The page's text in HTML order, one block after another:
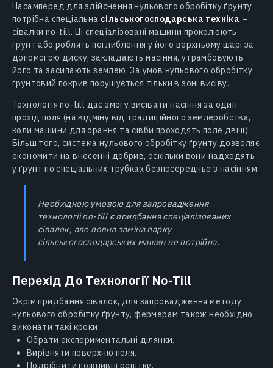
Насамперед для здійснення нульового обробітку ґрунту
потрібна спеціальна сільськогосподарська техніка –
сівалки no-till. Ці спеціалізовані машини проколюють
ґрунт або роблять поглиблення у його верхньому шарі за
допомогою диску, закладають насіння, утрамбовують
його та засипають землею. За умов нульового обробітку
ґрунтовий покрив порушується тільки в зоні висіву.
Технологія no-till дає змогу висівати насіння за один
прохід поля (на відміну від традиційного землеробства,
коли машини для орання та сівби проходять поле двічі).
Більш того, система нульового обробітку ґрунту дозволяє
економити на внесенні добрив, оскільки вони надходять
у ґрунт по спеціальних трубках безпосередньо з насінням.
Необхідною умовою для запровадження
технології no-till є придбання спеціалізованих
сівалок, але повна заміна парку
сільськогосподарських машин не потрібна.
Перехід До Технології No-Till
Окрім придбання сівалок, для запровадження методу
нульового обробітку ґрунту, фермерам також необхідно
виконати такі кроки:
Обрати експериментальні ділянки.
Вирівняти поверхню поля.